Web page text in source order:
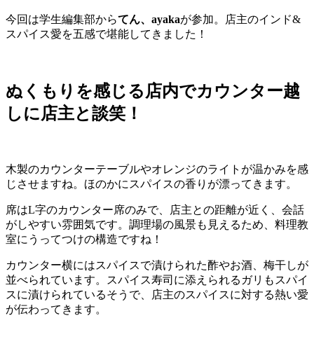
今回は学生編集部からてん、ayakaが参加。店主のインド&
スパイス愛を五感で堪能してきました！
ぬくもりを感じる店内でカウンター越
しに店主と談笑！
木製のカウンターテーブルやオレンジのライトが温かみを感
じさせますね。ほのかにスパイスの香りが漂ってきます。
席はL字のカウンター席のみで、店主との距離が近く、会話
がしやすい雰囲気です。調理場の風景も見えるため、料理教
室にうってつけの構造ですね！
カウンター横にはスパイスで漬けられた酢やお酒、梅干しが
並べられています。スパイス寿司に添えられるガリもスパイ
スに漬けられているそうで、店主のスパイスに対する熱い愛
が伝わってきます。